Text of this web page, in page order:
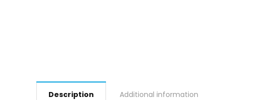
Description Additional information